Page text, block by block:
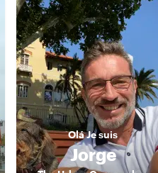
OláJe suis
Jorge